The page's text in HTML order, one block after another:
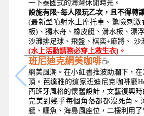
一下泰國式的海灣休閒時光。
設施有限~每人限玩乙次，且不得轉
(最新型噴射水上摩托車、驚險刺激
板)、獨木舟、橡皮艇、滑水板、漂
沙灘排足球、飛盤、棋奕+麻將、 沙
(水上活動請務必穿上救生衣)。
班尼迪克網美咖啡☕
網美風潮。在小紅書推波助瀾下，在
頂。芭達雅的這家班迪尼克咖啡廳
西班牙風格的懷舊設計，文藝復興
完美到幾乎每個角落都都沒死角。
艇、鱷魚、海島風座位，二樓利用